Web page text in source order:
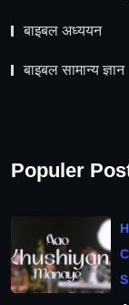
बाइबल अध्ययन
बाइबल सामान्य ज्ञान
Populer